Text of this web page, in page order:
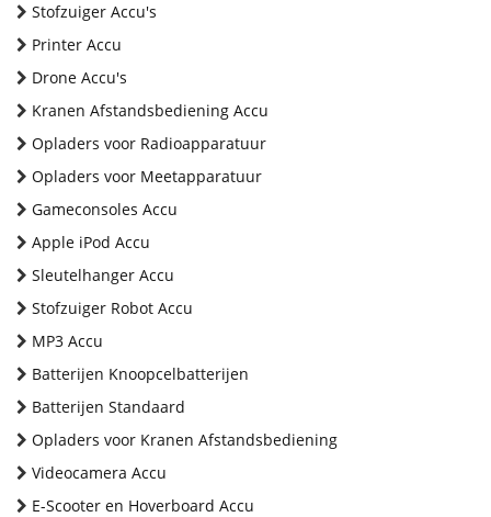
Stofzuiger Accu's
Printer Accu
Drone Accu's
Kranen Afstandsbediening Accu
Opladers voor Radioapparatuur
Opladers voor Meetapparatuur
Gameconsoles Accu
Apple iPod Accu
Sleutelhanger Accu
Stofzuiger Robot Accu
MP3 Accu
Batterijen Knoopcelbatterijen
Batterijen Standaard
Opladers voor Kranen Afstandsbediening
Videocamera Accu
E-Scooter en Hoverboard Accu